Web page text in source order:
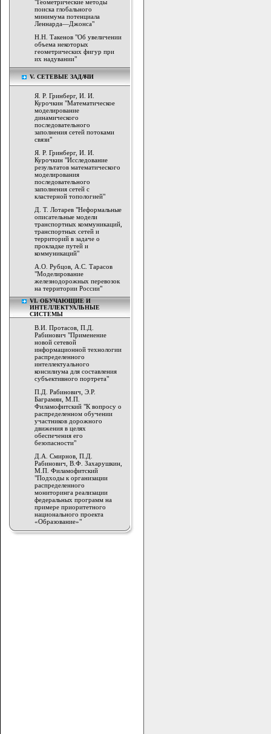
"Геометрические методы
поиска глобального
минимума потенциала
Леннарда—Джонса"
Н.Н. Такенов "Об увеличении
объема некоторых
геометрических фигур при
их надувании"
V. СЕТЕВЫЕ ЗАДАЧИ
Я. Р. Гринберг, И. И.
Курочкин "Математическое
моделирование
динамического
последовательного
заполнения сетей потоками
связи"
Я. Р. Гринберг, И. И.
Курочкин "Исследование
результатов математического
моделирования
последовательного
заполнения сетей с
кластерной топологией"
Д. Т. Лотарев "Неформальные
описательные модели
транспортных коммуникаций,
транспортных сетей и
территорий в задаче о
прокладке путей и
коммуникаций"
А.О. Рубцов, А.С. Тарасов
"Моделирование
железнодорожных перевозок
на территории России"
VI. ОБУЧАЮЩИЕ И
ИНТЕЛЛЕКТУАЛЬНЫЕ
СИСТЕМЫ
В.И. Протасов, П.Д.
Рабинович "Применение
новой сетевой
информационной технологии
распределенного
интеллектуального
консилиума для составления
субъективного портрета"
П.Д. Рабинович, Э.Р.
Баграмян, М.П.
Филамофитский "К вопросу о
распределенном обучении
участников дорожного
движения в целях
обеспечения его
безопасности"
Д.А. Смирнов, П.Д.
Рабинович, В.Ф. Захарушкин,
М.П. Филамофитский
"Подходы к организации
распределенного
мониторинга реализации
федеральных программ на
примере приоритетного
национального проекта
«Образование»"